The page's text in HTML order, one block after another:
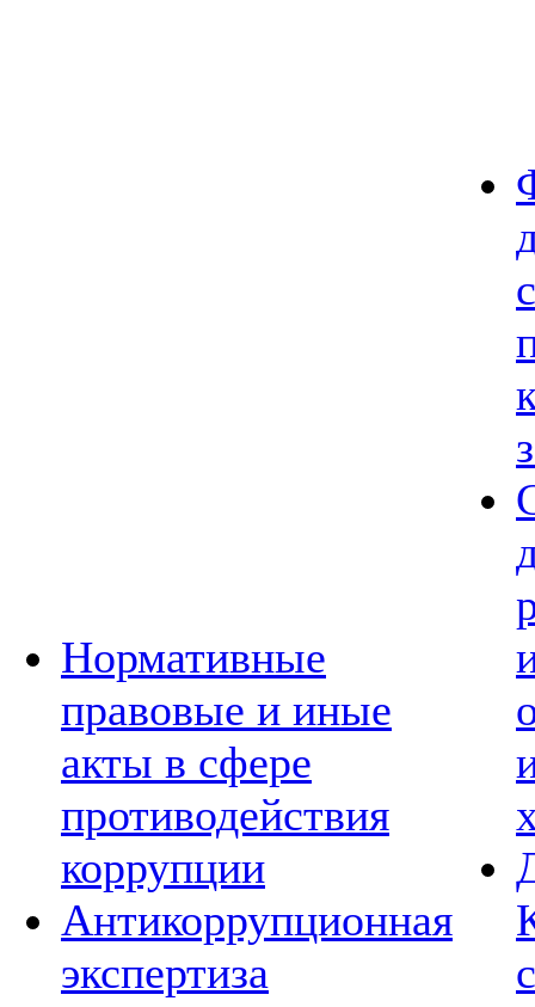
Нормативные
правовые и иные
акты в сфере
противодействия
коррупции
Антикоррупционная
экспертиза